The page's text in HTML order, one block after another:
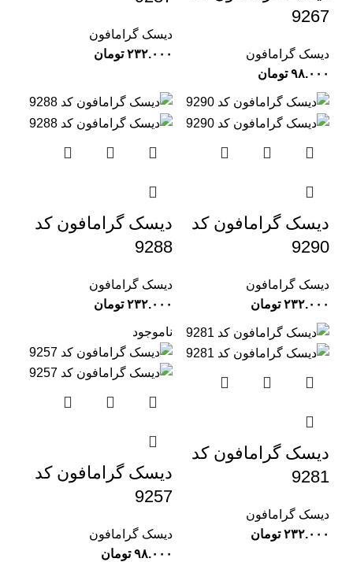
9267
دیسک گرامافون
تومان
دیسک گرامافون
تومان
دیسک گرامافون کد
9290
دیسک گرامافون
تومان
دیسک گرامافون کد
9288
دیسک گرامافون
تومان
دیسک گرامافون کد
9281
دیسک گرامافون
تومان
ناموجود
دیسک گرامافون کد
9257
دیسک گرامافون
تومان